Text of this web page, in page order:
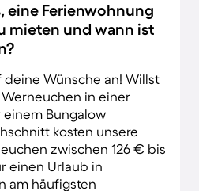
eine Ferienwohnung
mieten und wann ist
deine Wünsche an! Willst
in einer
Bungalow
kosten unsere
zwischen 126 € bis
einen Urlaub in
am häufigsten